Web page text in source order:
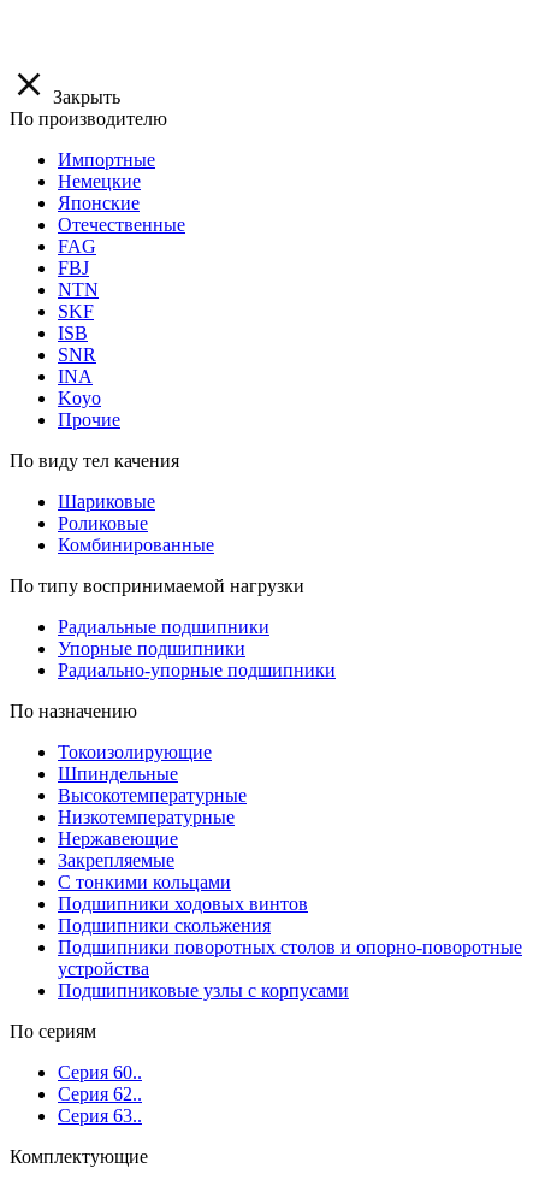
Закрыть
По производителю
Импортные
Немецкие
Японские
Отечественные
FAG
FBJ
NTN
SKF
ISB
SNR
INA
Koyo
Прочие
По виду тел качения
Шариковые
Роликовые
Комбинированные
По типу воспринимаемой нагрузки
Радиальные подшипники
Упорные подшипники
Радиально-упорные подшипники
По назначению
Токоизолирующие
Шпиндельные
Высокотемпературные
Низкотемпературные
Нержавеющие
Закрепляемые
С тонкими кольцами
Подшипники ходовых винтов
Подшипники скольжения
Подшипники поворотных столов и опорно-поворотные
устройства
Подшипниковые узлы с корпусами
По сериям
Серия 60..
Серия 62..
Серия 63..
Комплектующие